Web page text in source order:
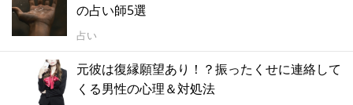
の占い師5選
占い
元彼は復縁願望あり！？振ったくせに連絡して
くる男性の心理＆対処法